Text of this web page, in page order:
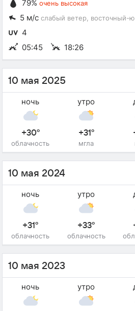
79% очень высокая
5 м/с слабый ветер , восточный-
4
05:45
18:26
10 мая 2025
ночь
+30°
облачность
утро
+31°
мгла
10 мая 2024
ночь
+31°
облачность
утро
+33°
облачность
10 мая 2023
ночь утро